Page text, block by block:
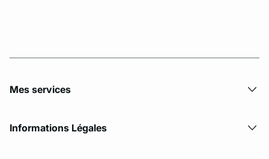
Mes services
Informations Légales